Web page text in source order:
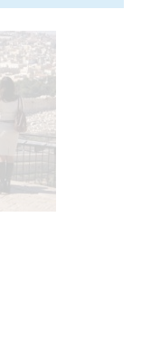
todo lo que